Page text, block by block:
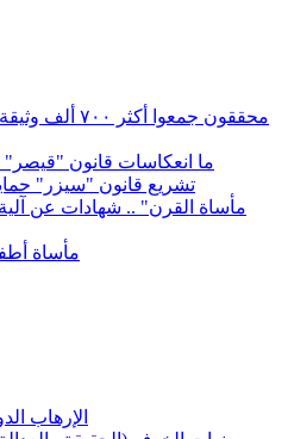
محققون جمعوا
ما انعكاسات قانون
تشريع قانون "سيزر"
مأساة
الإرهاب